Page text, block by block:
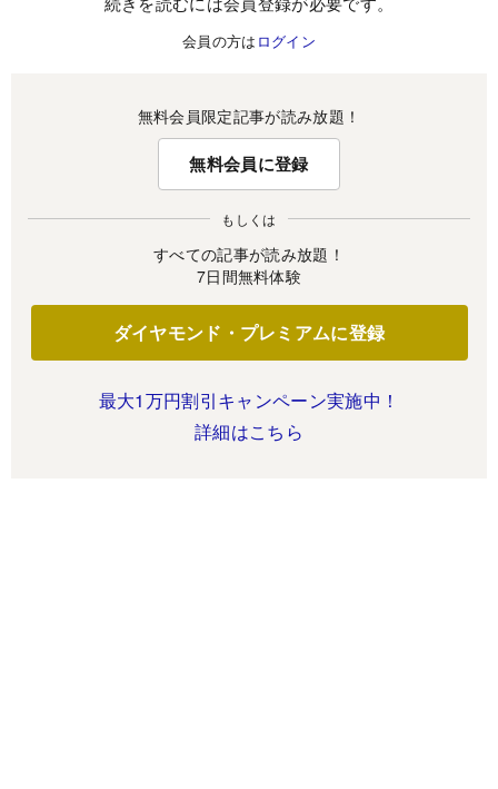
会員の方は ログイン
無料会員限定記事が読み放題！
無料会員に登録
もしくは
すべての記事が読み放題！
7日間無料体験
ダイヤモンド・プレミアムに登録
最大1万円割引キャンペーン実施中！
詳細はこちら